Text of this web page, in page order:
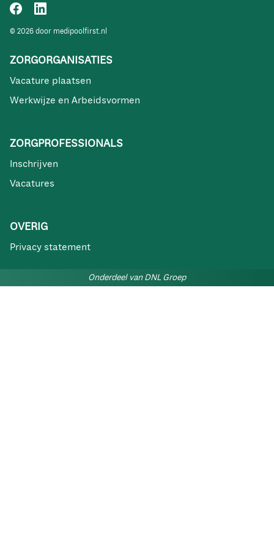
© 2026 door medipoolfirst.nl
ZORGORGANISATIES
Vacature plaatsen
Werkwijze en Arbeidsvormen
ZORGPROFESSIONALS
Inschrijven
Vacatures
OVERIG
Privacy statement
Onderdeel van DNL Groep